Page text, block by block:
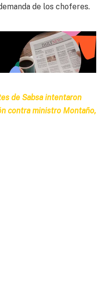
de los choferes.
de Sabsa intentaron
contra ministro Montaño,